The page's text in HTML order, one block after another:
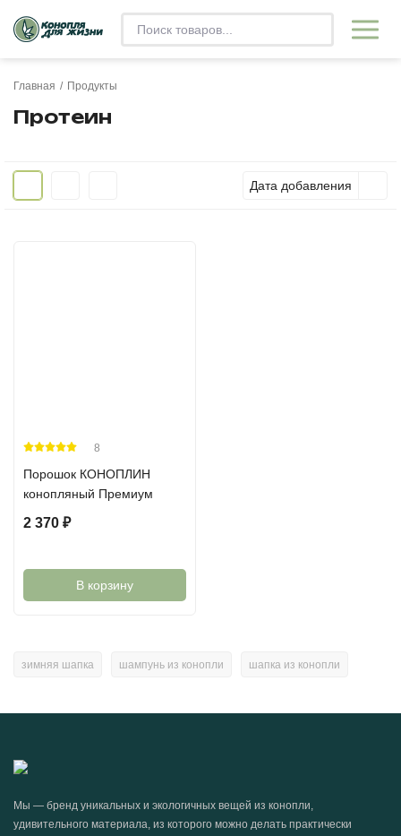
Главная / Продукты
Протеин
Дата добавления
8
Порошок КОНОПЛИН
конопляный Премиум
2 370 ₽
В корзину
зимняя шапка шампунь из конопли шапка из конопли
Мы — бренд уникальных и экологичных вещей из конопли,
удивительного материала, из которого можно делать практически